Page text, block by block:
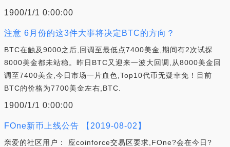
1900/1/1 0:00:00
注意 6月份的这3件大事将决定BTC的方向？
BTC在触及9000之后,回调至最低点7400美金,期间有2次试探
8000美金都未站稳。昨日BTC又迎来一波大回调,从8000美金回
调至7400美金,今日市场一片血色,Top10代币无疑幸免！目前
BTC的价格为7700美金左右,BTC.
1900/1/1 0:00:00
FOne新币上线公告 【2019-08-02】
亲爱的社区用户： 应coinforce交易区要求,FOne?会在今日?